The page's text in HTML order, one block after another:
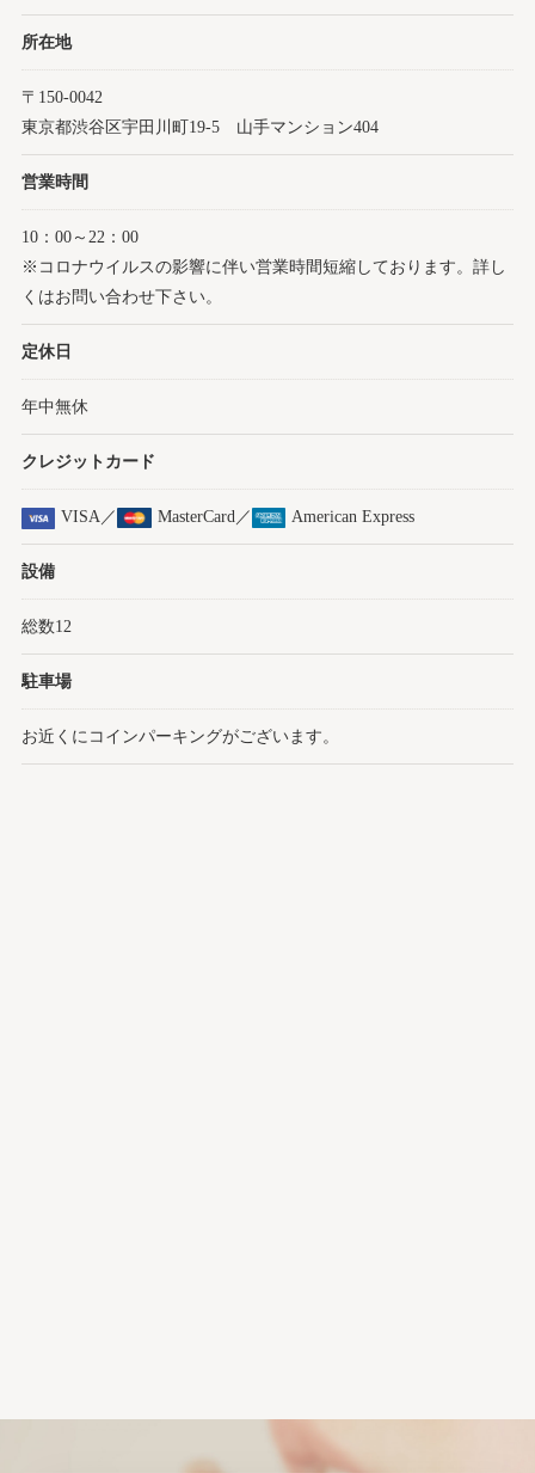
所在地
〒150-0042
東京都渋谷区宇田川町19-5 山手マンション404
営業時間
10：00～22：00
※コロナウイルスの影響に伴い営業時間短縮しております。詳し
くはお問い合わせ下さい。
定休日
年中無休
クレジットカード
VISA／ MasterCard／ American Express
設備
総数12
駐車場
お近くにコインパーキングがございます。